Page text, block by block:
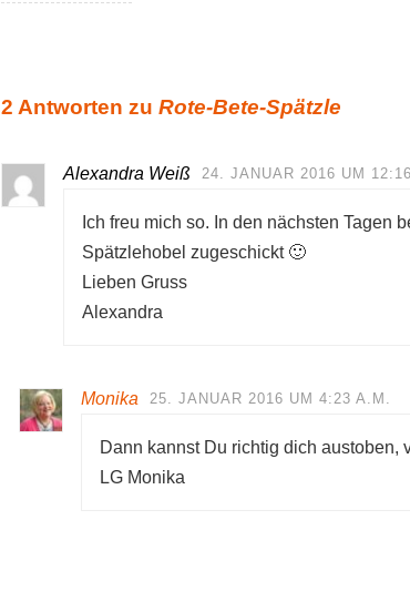
2 Antworten zu Rote-Bete-Spätzle
Alexandra Weiß 24. JANUAR 2016 UM
Ich freu mich so. In den nächsten Tagen
Spätzlehobel zugeschickt 🙂
Lieben Gruss
Alexandra
Monika 25. JANUAR 2016 UM 4:23 A.M.
Dann kannst Du richtig dich austoben,
LG Monika